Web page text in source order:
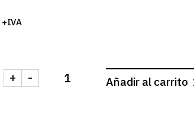
+IVA
TAPA LATERAL PERFIL L516 BLANCO
-
+ Añadir al carrito